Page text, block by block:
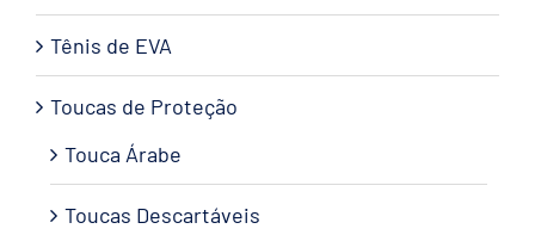
Tênis de EVA
Toucas de Proteção
Touca Árabe
Toucas Descartáveis